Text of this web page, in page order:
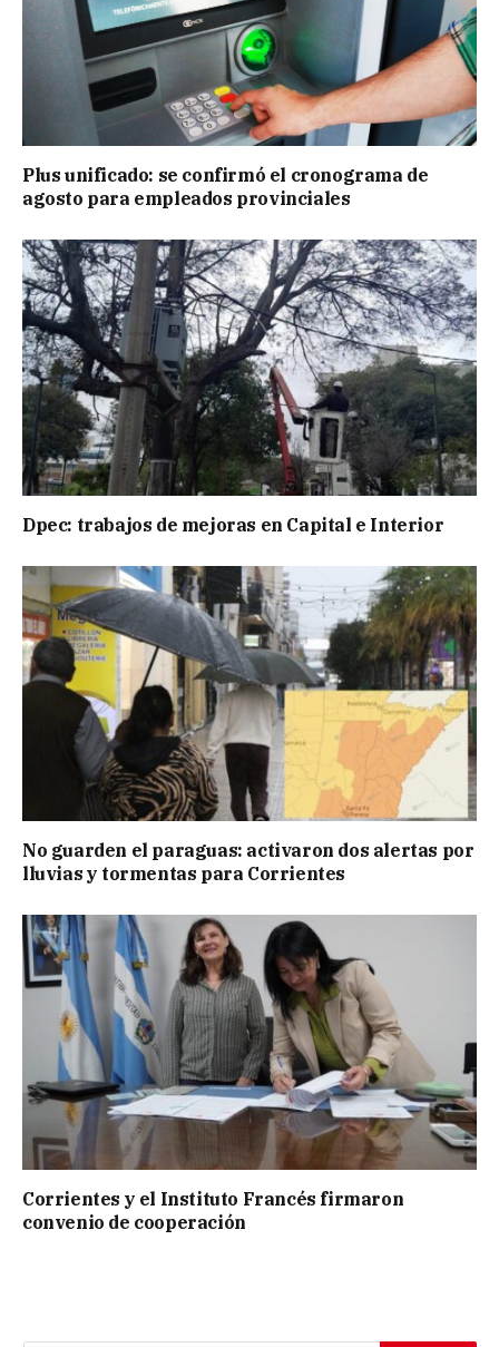
Plus unificado: se confirmó el cronograma de
agosto para empleados provinciales
Dpec: trabajos de mejoras en Capital e Interior
No guarden el paraguas: activaron dos alertas por
lluvias y tormentas para Corrientes
Corrientes y el Instituto Francés firmaron
convenio de cooperación